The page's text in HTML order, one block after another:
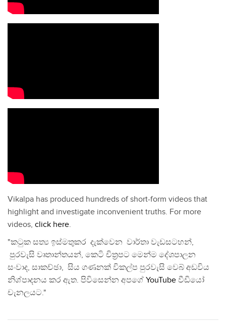
Vikalpa has produced hundreds of short-form videos that
highlight and investigate inconvenient truths. For more
videos, click here.
"කටුක සත්‍ය ඉස්මතුකර දැක්වෙන වාර්තා වැඩසටහන්,
පුරවැසි වෘතාන්තයන්, කෙටි චිත්‍රපට මෙන්ම දේශපාලන
සංවාද, සාකච්ඡා, සිය ගණනක් විකල්ප පුරවැසි වෙබ් අඩවිය
නිශ්පාදනය කර ඇත. පිවිසෙන්න අපගේ YouTube වීඩියෝ
චැනලයට."